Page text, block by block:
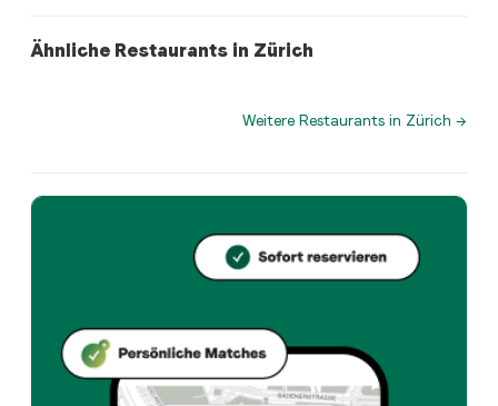
Ähnliche Restaurants in Zürich
asianFusion
Restaurant The Yard
japanese
Pho Na bietet zurich und Vietnamese restaurant an
Reserviere direkt über die Taste Match App – in
Wann ist Pho Na geöffnet?
Die Taste Match App analysiert deinen
Weitere Restaurants in Zürich →